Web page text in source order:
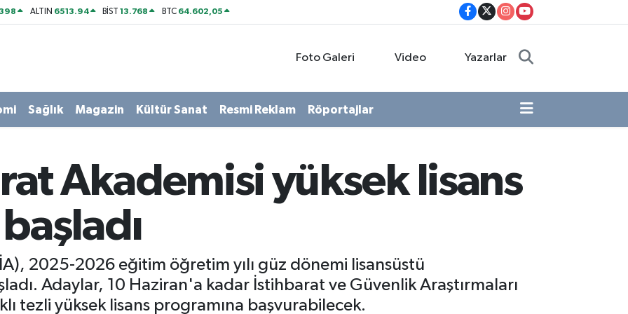
ALTIN 6513.94 BİST13.768 BTC 64.602,05
Foto Galeri Video Yazarlar
Sağlık Magazin Kültür Sanat Resmi Reklam Röportajlar
Akademisi yüksek lisans
2025-2026 eğitim öğretim yılı güz dönemi lisansüstü
Adaylar, 10 Haziran'a kadar İstihbarat ve Güvenlik Araştırmaları
tezli yüksek lisans programına başvurabilecek.